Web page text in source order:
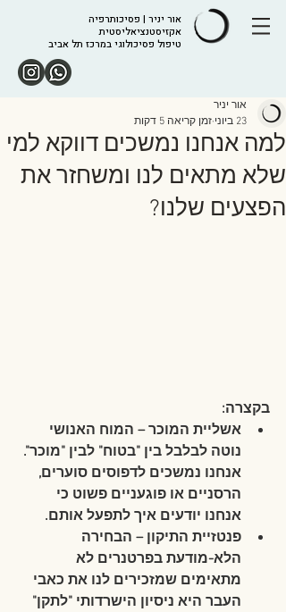
אור יניר | פסיכותרפיה
אקזיסטנציאליסטית
טיפול פסיכולוגי במרכז תל אביב
למה אנחנו נמשכים דווקא למי
שלא מתאים לנו ומשחזר את
הפצעים שלנו?
אור יניר
23 ביוני
זמן קריאה 5 דקות
בקצרה:
אשליית המוכר – המוח האנושי
נוטה לבלבל בין "בטוח" לבין "מוכר".
אנחנו נמשכים לדפוסים סוערים,
הרסניים או פוגעניים פשוט כי
אנחנו יודעים איך לתפעל אותם.
פנטזיית התיקון – הבחירה
הלא-מודעת בפרטנרים לא
מתאימים שמזכירים לנו את כאבי
העבר היא ניסיון הישרדותי "לתקן"